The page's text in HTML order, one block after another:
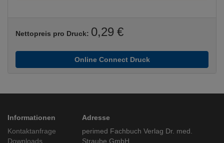
Nettopreis pro Druck: 0,29 €
Online Connect Druck
Informationen
Kontaktanfrage
Downloads
Adresse
perimed Fachbuch Verlag Dr. med.
Straube GmbH